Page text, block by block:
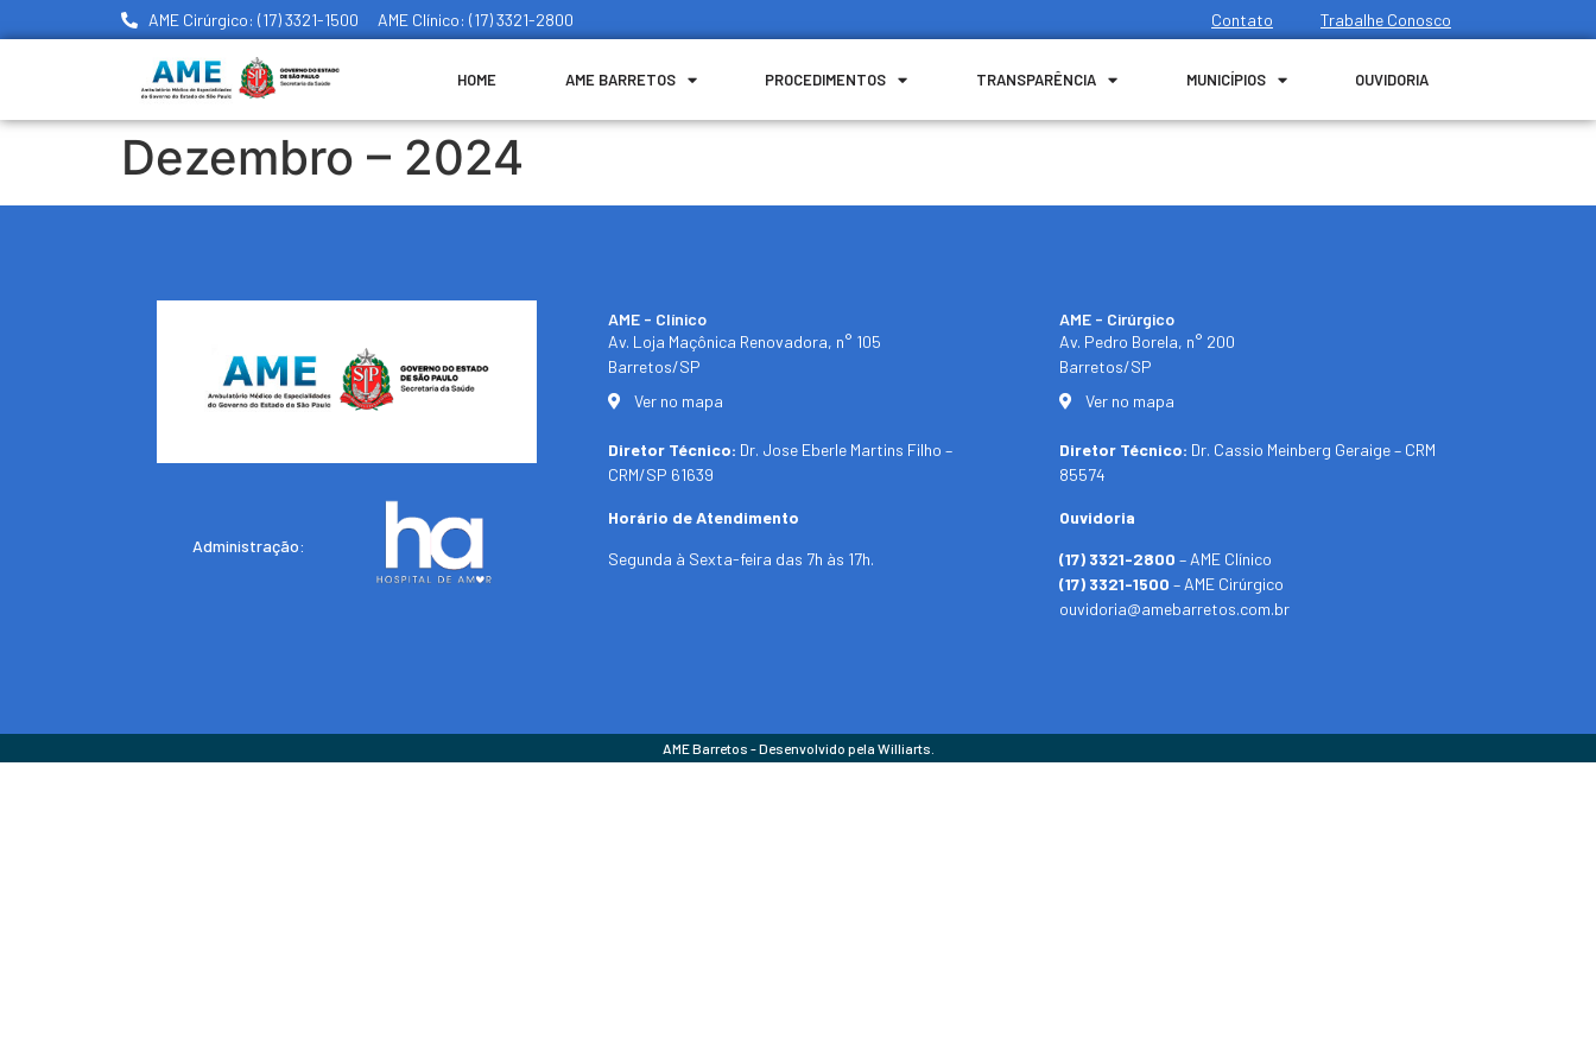
AME Cirúrgico: (17) 3321-1500 AME Clínico: (17) 3321-2800 Contato Trabalhe Conosco
HOME AME BARRETOS PROCEDIMENTOS TRANSPARÊNCIA MUNICÍPIOS OUVIDORIA
Dezembro – 2024
Administração:
AME - Clínico​
Av. Loja Maçônica Renovadora, n° 105
Barretos/SP​
Ver no mapa
Diretor Técnico: Dr. Jose Eberle Martins Filho –
CRM/SP 61639
Horário de Atendimento
Segunda à Sexta-feira das 7h às 17h.
AME - Cirúrgico
Av. Pedro Borela, n° 200
Barretos/SP
Ver no mapa
Diretor Técnico: Dr. Cassio Meinberg Geraige – CRM
85574
Ouvidoria
(17) 3321-2800 – AME Clínico
(17) 3321-1500 – AME Cirúrgico
ouvidoria@amebarretos.com.br
AME Barretos - Desenvolvido pela Williarts.